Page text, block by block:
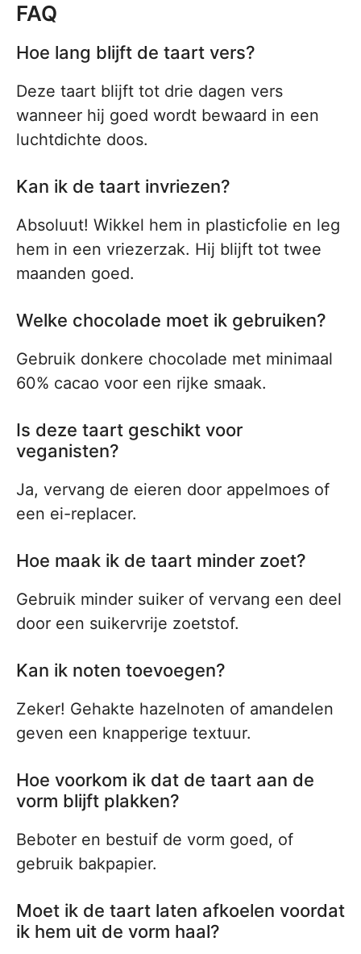
FAQ
Hoe lang blijft de taart vers?
Deze taart blijft tot drie dagen vers
wanneer hij goed wordt bewaard in een
luchtdichte doos.
Kan ik de taart invriezen?
Absoluut! Wikkel hem in plasticfolie en leg
hem in een vriezerzak. Hij blijft tot twee
maanden goed.
Welke chocolade moet ik gebruiken?
Gebruik donkere chocolade met minimaal
60% cacao voor een rijke smaak.
Is deze taart geschikt voor
veganisten?
Ja, vervang de eieren door appelmoes of
een ei-replacer.
Hoe maak ik de taart minder zoet?
Gebruik minder suiker of vervang een deel
door een suikervrije zoetstof.
Kan ik noten toevoegen?
Zeker! Gehakte hazelnoten of amandelen
geven een knapperige textuur.
Hoe voorkom ik dat de taart aan de
vorm blijft plakken?
Beboter en bestuif de vorm goed, of
gebruik bakpapier.
Moet ik de taart laten afkoelen voordat
ik hem uit de vorm haal?